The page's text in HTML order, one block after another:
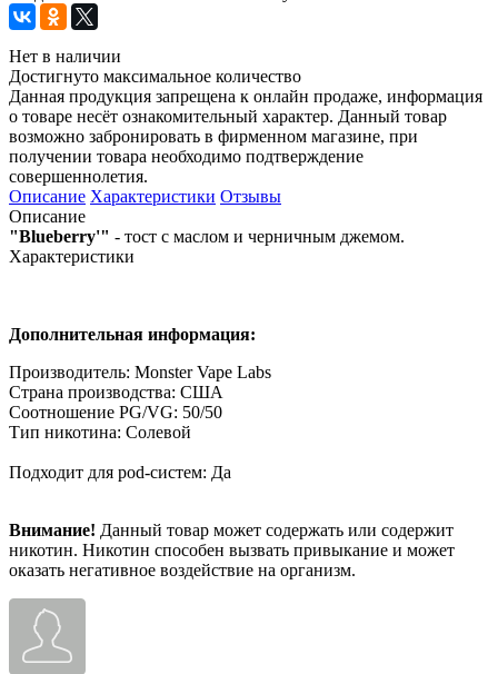
Нет в наличии
Достигнуто максимальное количество
Данная продукция запрещена к онлайн продаже, информация
о товаре несёт ознакомительный характер. Данный товар
возможно забронировать в фирменном магазине, при
получении товара необходимо подтверждение
совершеннолетия.
Описание Характеристики Отзывы
Описание
"Blueberry'" - тост с маслом и черничным джемом.
Характеристики
Дополнительная информация:
Производитель: Monster Vape Labs
Страна производства: США
Соотношение PG/VG: 50/50
Тип никотина: Солевой
Подходит для pod-систем: Да
Внимание! Данный товар может содержать или содержит
никотин. Никотин способен вызвать привыкание и может
оказать негативное воздействие на организм.